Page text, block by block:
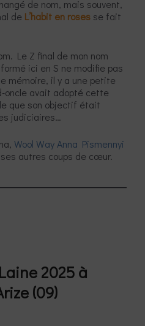
de nom, mais souvent,
de L’habit en roses se fait
Le Z final de mon nom
ici en S ne modifie pas
mémoire, il y a une petite
oncle avait adopté cette
que son objectif était
judiciaires…
Wool Way Anna Pismennyi
autres coups de cœur.
2025 à
(09)